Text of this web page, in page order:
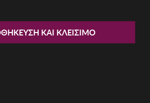
Γυαλιά Ηλίου Lacoste
ΚΑΙ ΚΛΕΊΣΙΜΟ